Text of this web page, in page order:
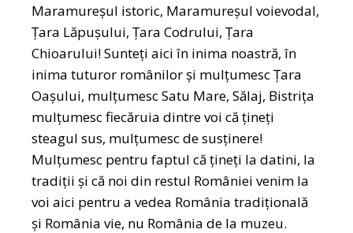
Maramureșul istoric, Maramureșul voievodal,
Țara Lăpușului, Țara Codrului, Țara
Chioarului! Sunteți aici în inima noastră, în
inima tuturor românilor și mulțumesc Țara
Oașului, mulțumesc Satu Mare, Sălaj, Bistrița
mulțumesc fiecăruia dintre voi că țineți
steagul sus, mulțumesc de susținere!
Mulțumesc pentru faptul că țineți la datini, la
tradiții și că noi din restul României venim la
voi aici pentru a vedea România tradițională
și România vie, nu România de la muzeu.